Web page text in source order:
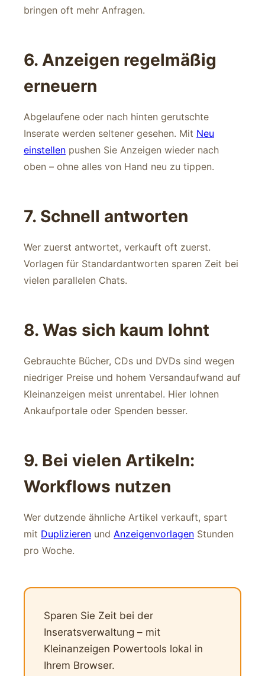
bringen oft mehr Anfragen.
6. Anzeigen regelmäßig
erneuern
Abgelaufene oder nach hinten gerutschte
Inserate werden seltener gesehen. Mit Neu
einstellen pushen Sie Anzeigen wieder nach
oben – ohne alles von Hand neu zu tippen.
7. Schnell antworten
Wer zuerst antwortet, verkauft oft zuerst.
Vorlagen für Standardantworten sparen Zeit bei
vielen parallelen Chats.
8. Was sich kaum lohnt
Gebrauchte Bücher, CDs und DVDs sind wegen
niedriger Preise und hohem Versandaufwand auf
Kleinanzeigen meist unrentabel. Hier lohnen
Ankaufportale oder Spenden besser.
9. Bei vielen Artikeln:
Workflows nutzen
Wer dutzende ähnliche Artikel verkauft, spart
mit Duplizieren und Anzeigenvorlagen Stunden
pro Woche.
Sparen Sie Zeit bei der
Inseratsverwaltung – mit
Kleinanzeigen Powertools lokal in
Ihrem Browser.